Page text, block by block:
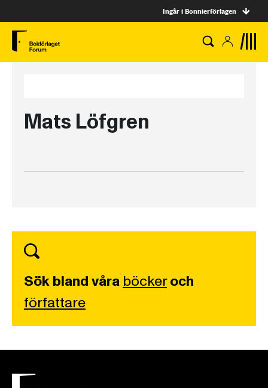
Ingår i Bonnierförlagen
Mats Löfgren
Sök bland våra böckeroch
författare